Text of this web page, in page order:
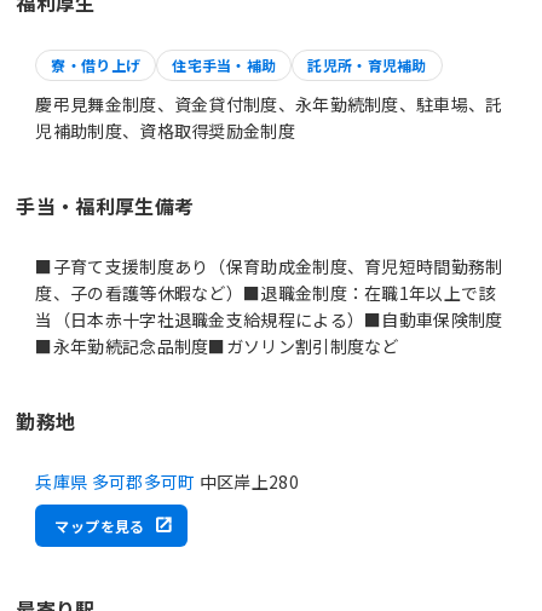
寮・借り上げ 住宅手当・補助 託児所・育児補助
慶弔見舞金制度、資金貸付制度、永年勤続制度、駐車場、託
児補助制度、資格取得奨励金制度
手当・福利厚生備考
■子育て支援制度あり（保育助成金制度、育児短時間勤務制
度、子の看護等休暇など）■退職金制度：在職1年以上で該
当（日本赤十字社退職金支給規程による）■自動車保険制度
■永年勤続記念品制度■ガソリン割引制度など
勤務地
兵庫県 多可郡多可町 中区岸上280
マップを見る